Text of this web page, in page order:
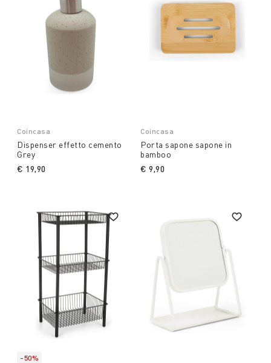
Coincasa
Dispenser effetto cemento
Grey
€ 19,90
Coincasa
Porta sapone sapone in
bamboo
€ 9,90
-50%